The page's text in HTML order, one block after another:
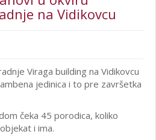
na Vidikovcu
Viraga building na Vidikovcu
jedinica i to pre završetka
čeka 45 porodica, koliko
i ima.